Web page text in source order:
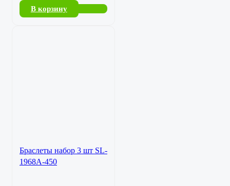
В корзину
Браслеты набор 3 шт SL-
1968A-450